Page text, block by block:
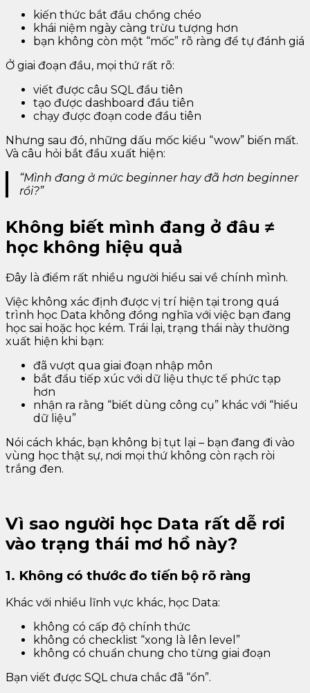
kiến thức bắt đầu chồng chéo
khái niệm ngày càng trừu tượng hơn
bạn không còn một “mốc” rõ ràng để tự đánh giá
Ở giai đoạn đầu, mọi thứ rất rõ:
viết được câu SQL đầu tiên
tạo được dashboard đầu tiên
chạy được đoạn code đầu tiên
Nhưng sau đó, những dấu mốc kiểu “wow” biến mất.
Và câu hỏi bắt đầu xuất hiện:
“Mình đang ở mức beginner hay đã hơn beginner
rồi?”
Không biết mình đang ở đâu ≠
học không hiệu quả
Đây là điểm rất nhiều người hiểu sai về chính mình.
Việc không xác định được vị trí hiện tại trong quá
trình học Data không đồng nghĩa với việc bạn đang
học sai hoặc học kém. Trái lại, trạng thái này thường
xuất hiện khi bạn:
đã vượt qua giai đoạn nhập môn
bắt đầu tiếp xúc với dữ liệu thực tế phức tạp
hơn
nhận ra rằng “biết dùng công cụ” khác với “hiểu
dữ liệu”
Nói cách khác, bạn không bị tụt lại – bạn đang đi vào
vùng học thật sự, nơi mọi thứ không còn rạch ròi
trắng đen.
Vì sao người học Data rất dễ rơi
vào trạng thái mơ hồ này?
1. Không có thước đo tiến bộ rõ ràng
Khác với nhiều lĩnh vực khác, học Data:
không có cấp độ chính thức
không có checklist “xong là lên level”
không có chuẩn chung cho từng giai đoạn
Bạn viết được SQL chưa chắc đã “ổn”.